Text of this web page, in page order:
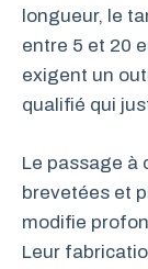
longueur, le
entre 5 et 20
exigent un
qualifié qui
Le passage à
brevetées et
modifie
Leur